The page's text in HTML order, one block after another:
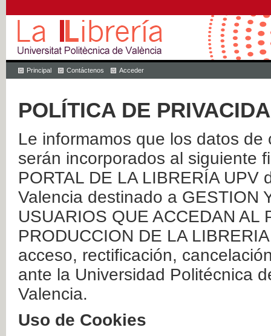
Principal Contáctenos Acceder
POLÍTICA DE
Le informamos que los datos
serán incorporados al siguiente
PORTAL DE LA LIBRERÍA
Valencia destinado a GESTION
USUARIOS QUE ACCEDAN AL
PRODUCCION DE LA
acceso, rectificación,
ante la Universidad Politécnica
Valencia.
Uso de Cookies